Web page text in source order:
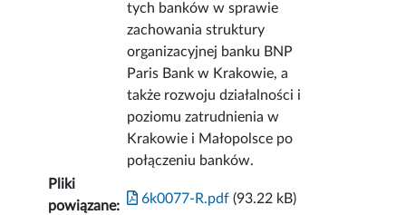
tych banków w sprawie
zachowania struktury
organizacyjnej banku BNP
Paris Bank w Krakowie, a
także rozwoju działalności i
poziomu zatrudnienia w
Krakowie i Małopolsce po
połączeniu banków.
Pliki
powiązane:
6k0077-R.pdf (93.22 kB)